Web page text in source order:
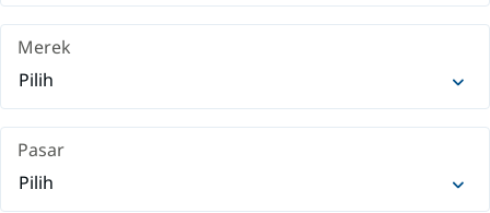
Merek
Pilih
Pasar
Pilih